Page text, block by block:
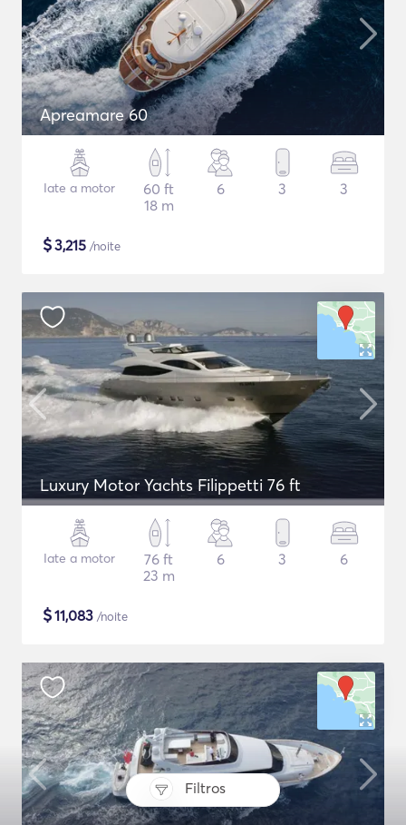
Filtros
Apreamare 60
Iate a motor
60 ft
18 m
6 3 3
$3,215 /noite
Luxury Motor Yachts Filippetti 76 ft
Iate a motor
76 ft
23 m
6 3 6
$11,083 /noite